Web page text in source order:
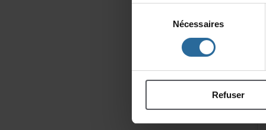
consentement
Nécessaires
Refuser